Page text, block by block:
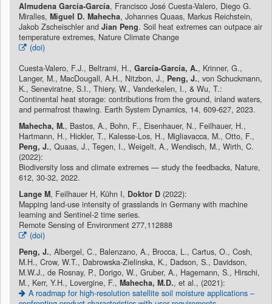
Almudena García-García, Francisco José Cuesta-Valero, Diego G.
Miralles, Miguel D. Mahecha, Johannes Quaas, Markus Reichstein,
Jakob Zscheischler and Jian Peng. Soil heat extremes can outpace air
temperature extremes, Nature Climate Change
(doi)
Cuesta-Valero, F.J., Beltrami, H., García-García, A., Krinner, G.,
Langer, M., MacDougall, A.H., Nitzbon, J., Peng, J., von Schuckmann,
K., Seneviratne, S.I., Thiery, W., Vanderkelen, I., & Wu, T.:
Continental heat storage: contributions from the ground, inland waters,
and permafrost thawing. Earth System Dynamics, 14, 609-627, 2023.
Mahecha, M., Bastos, A., Bohn, F., Eisenhauer, N., Feilhauer, H.,
Hartmann, H., Hickler, T., Kalesse-Los, H., Migliavacca, M., Otto, F.,
Peng, J., Quaas, J., Tegen, I., Weigelt, A., Wendisch, M., Wirth, C.
(2022):
Biodiversity loss and climate extremes — study the feedbacks, Nature,
612, 30-32, 2022.
Lange M, Feilhauer H, Kühn I, Doktor D (2022):
Mapping land-use intensity of grasslands in Germany with machine
learning and Sentinel-2 time series.
Remote Sensing of Environment 277,112888
(doi)
Peng, J., Albergel, C., Balenzano, A., Brocca, L., Cartus, O., Cosh,
M.H., Crow, W.T., Dabrowska-Zielinska, K., Dadson, S., Davidson,
M.W.J., de Rosnay, P., Dorigo, W., Gruber, A., Hagemann, S., Hirschi,
M., Kerr, Y.H., Lovergine, F., Mahecha, M.D., et al., (2021):
A roadmap for high-resolution satellite soil moisture applications –